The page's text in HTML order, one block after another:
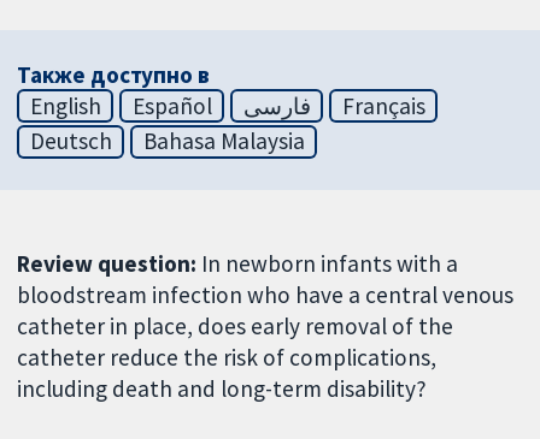
Также доступно в
English
Español فارسی
Français
Deutsch
Bahasa Malaysia
Review question: In newborn infants with a
bloodstream infection who have a central venous
catheter in place, does early removal of the
catheter reduce the risk of complications,
including death and long-term disability?